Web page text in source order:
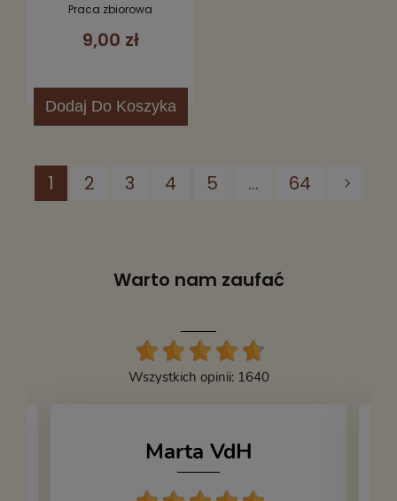
Praca zbiorowa
9,00 zł
Dodaj Do Koszyka
1 2 3 4 5 ... 64
Warto nam zaufać
Wszystkich opinii: 1640
Marta VdH